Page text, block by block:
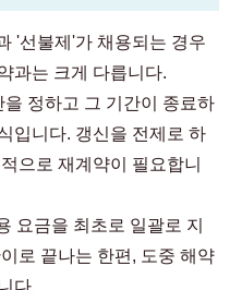
'선불제'가 채용되는 경우
과는 크게 다릅니다.
정하고 그 기간이 종료하
입니다. 갱신을 전제로 하
으로 재계약이 필요합니
요금을 최초로 일괄로 지
로 끝나는 한편, 도중 해약
다.